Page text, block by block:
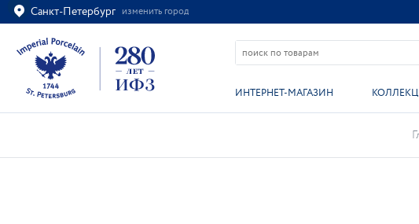
Санкт-Петербург изменить город
Ваш город Санкт-Петербург?
ВСЁ ВЕРНО ИЗМЕНИТЬ
ИНТЕРНЕТ-МАГАЗИН